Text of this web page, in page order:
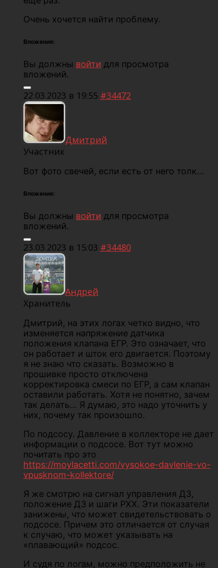
Очень хочется найти проблему.
Вложения:
Вы должны войти для просмотра
вложений.
22.03.2023 в 19:55 #34472
Дмитрий
Участник
Вот фото свечей, если есть от него толк…
Вложения:
Вы должны войти для просмотра
вложений.
23.03.2023 в 15:03 #34480
Андрей
Хранитель
Дмитрий, на этих логах четко видно, что
изменяется напряжение датчика
положения клапана ЕГР. Это означает, что
он работает и шток его двигается. Поэтому
я не знаю что сказать. Возможно в
прошивке просто отключена
корректировка смеси по ЕГР, а сам клапан
оставили работать. Хотя не понятно, зачем
так делать… Я думаю, это надо уточнить у
них, почему так произошло.
По подсосу. Давление в коллекторе не дает
информации о подсосе. Вот тут можно
почитать про это
https://moylacetti.com/vysokoe-davlenie-vo-
vpusknom-kollektore/
Я же смотрю на сигнал управления ДЗ,
положение ДЗ и шаги РХХ. Эти показатели
занижены, что может свидетельствовать о
подсосе. Причем это отличается от случая
к случаю, что может указывать на
«плавающий» подсос.
И судя по логам, можно предположить не